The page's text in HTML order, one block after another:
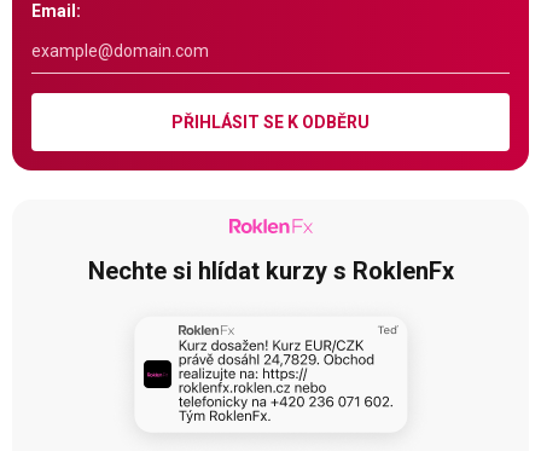
Email:
PŘIHLÁSIT SE K ODBĚRU
Nechte si hlídat kurzy s RoklenFx